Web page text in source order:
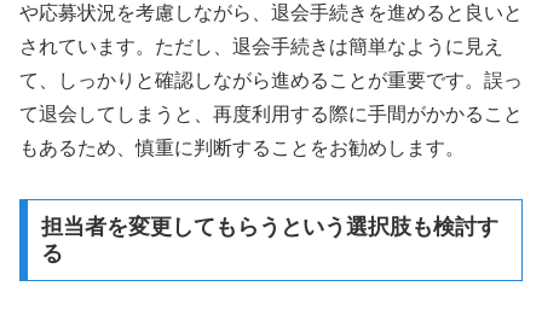
や応募状況を考慮しながら、退会手続きを進めると良いと
されています。ただし、退会手続きは簡単なように見え
て、しっかりと確認しながら進めることが重要です。誤っ
て退会してしまうと、再度利用する際に手間がかかること
もあるため、慎重に判断することをお勧めします。
担当者を変更してもらうという選択肢も検討す
る